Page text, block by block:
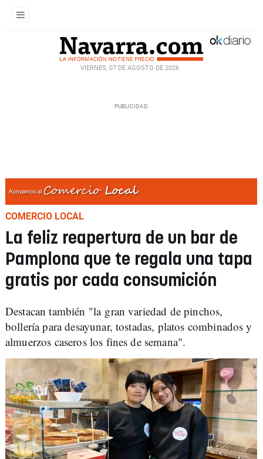
VIERNES, 07 DE AGOSTO DE 2026
COMERCIO LOCAL
La feliz reapertura de un bar de
Pamplona que te regala una tapa
gratis por cada consumición
Destacan también "la gran variedad de pinchos,
bollería para desayunar, tostadas, platos combinados y
almuerzos caseros los fines de semana".